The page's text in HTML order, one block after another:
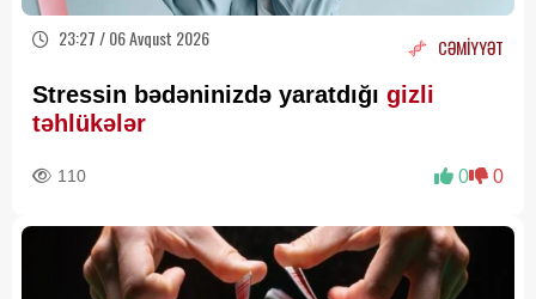
23:27 / 06 Avqust 2026 CƏMİYYƏT
Stressin bədəninizdə yaratdığı gizli
təhlükələr
110 0 0